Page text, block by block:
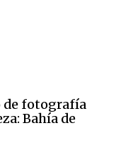
de fotografía
Bahía de